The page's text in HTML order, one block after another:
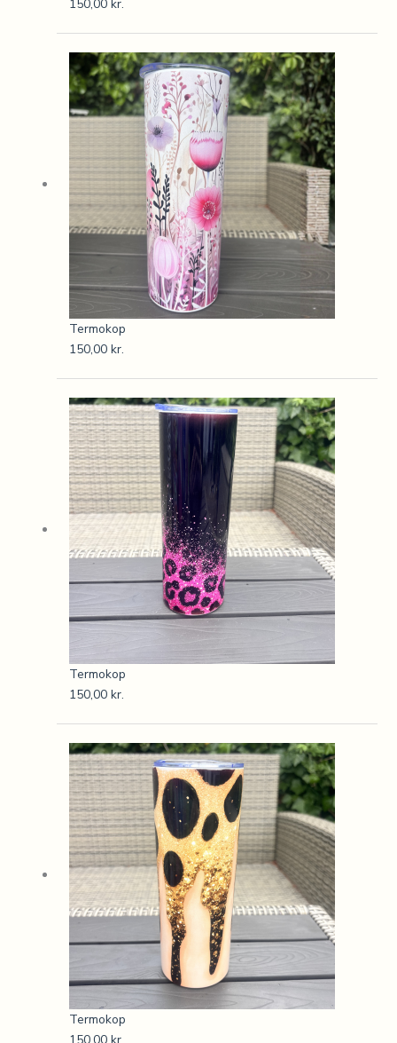
150,00 kr.
Termokop
150,00 kr.
Termokop
150,00 kr.
Termokop